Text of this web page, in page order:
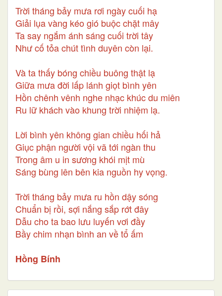
Trời tháng bảy mưa rơi ngày cuối hạ
Giải lụa vàng kéo gió buộc chặt mây
Ta say ngắm ánh sáng cuối trời tây
Như cố tỏa chút tình duyên còn lại.
Và ta thấy bóng chiều buông thật lạ
Giữa mưa đời lấp lánh giọt bình yên
Hồn chênh vênh nghe nhạc khúc du miên
Ru lữ khách vào khung trời nhiệm lạ.
Lời bình yên không gian chiều hối hả
Giục phận người vội vã tới ngàn thu
Trong âm u in sương khói mịt mù
Sáng bùng lên bên kia nguồn hy vọng.
Trời tháng bảy mưa ru hồn dậy sóng
Chuẩn bị rồi, sợi nắng sắp rớt đây
Dẫu cho ta bao lưu luyến vơi đầy
Bầy chim nhạn bình an về tổ ấm
Hồng Bính